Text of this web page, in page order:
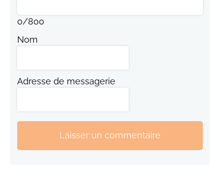
0/800
Nom
Adresse de messagerie
Laisser un commentaire